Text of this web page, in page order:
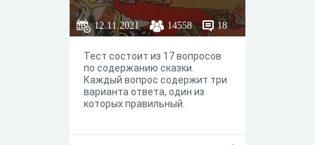
12.11.2021 14558 18
Тест состоит из 17 вопросов
по содержанию сказки.
Каждый вопрос содержит три
варианта ответа, один из
которых правильный.